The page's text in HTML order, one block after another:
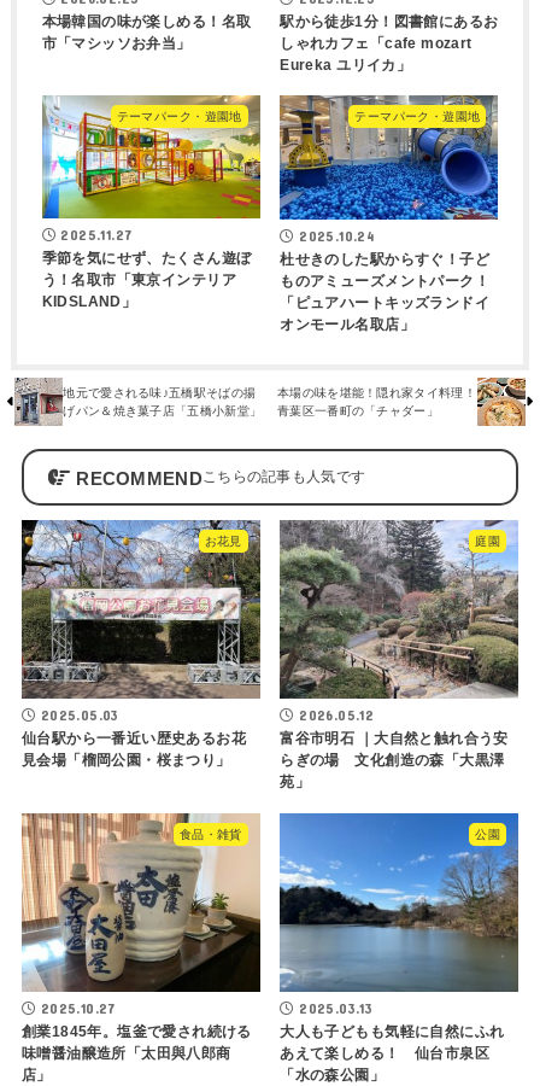
本場韓国の味が楽しめる！名取
市「マシッソお弁当」
駅から徒歩1分！図書館にあるお
しゃれカフェ「cafe mozart
Eureka ユリイカ」
テーマパーク・遊園地
2025.11.27
季節を気にせず、たくさん遊ぼ
う！名取市「東京インテリア
KIDSLAND」
テーマパーク・遊園地
2025.10.24
杜せきのした駅からすぐ！子ど
ものアミューズメントパーク！
「ピュアハートキッズランドイ
オンモール名取店」
地元で愛される味♪五橋駅そばの揚
げパン＆焼き菓子店「五橋小新堂」
本場の味を堪能！隠れ家タイ料理！
青葉区一番町の「チャダー」
RECOMMEND
お花見
2025.05.03
仙台駅から一番近い歴史あるお花
見会場「榴岡公園・桜まつり」
庭園
2026.05.12
富谷市明石 ｜大自然と触れ合う安
らぎの場 文化創造の森「大黒澤
苑」
食品・雑貨
2025.10.27
創業1845年。塩釜で愛され続ける
味噌醤油醸造所「太田與八郎商
店」
公園
2025.03.13
大人も子どもも気軽に自然にふれ
あえて楽しめる！ 仙台市泉区
「水の森公園」